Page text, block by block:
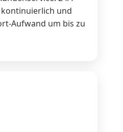
und
Aufwand um bis zu